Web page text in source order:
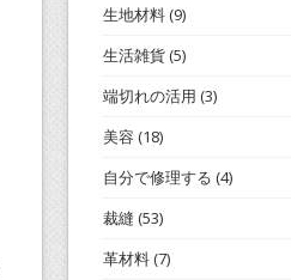
生地材料(9)
生活雑貨(5)
端切れの活用 (3)
美容 (18)
自分で修理する (4)
裁縫 (53)
革材料(7)